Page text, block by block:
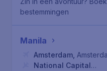
bestemmingen
Manila
Amsterdam
National Capital